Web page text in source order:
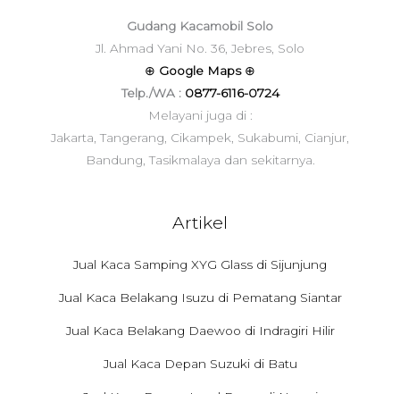
Gudang Kacamobil Solo
Jl. Ahmad Yani No. 36, Jebres, Solo
⊕ Google Maps ⊕
Telp./WA : 0877-6116-0724
Melayani juga di :
Jakarta, Tangerang, Cikampek, Sukabumi, Cianjur,
Bandung, Tasikmalaya dan sekitarnya.
Artikel
Jual Kaca Samping XYG Glass di Sijunjung
Jual Kaca Belakang Isuzu di Pematang Siantar
Jual Kaca Belakang Daewoo di Indragiri Hilir
Jual Kaca Depan Suzuki di Batu